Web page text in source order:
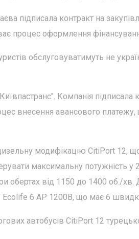
підписала контракт на
процес оформлення
обслуговуватимуть не
Компанія підписала
внесення авансового
модифікацію CitiPort 12,
максимальну потужність
обертах від 1150 до 1400 об./хв.
6 AP 1200B, що має 6
автобусів CitiPort 12